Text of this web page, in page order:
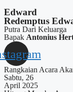
Edward
Redemptus
Putra Dari Keluarga
Bapak Antonius
Rangkaian Acara
Sabtu, 26
April 2025